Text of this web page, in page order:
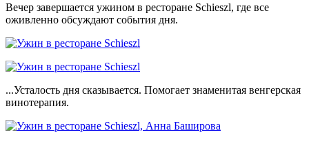
Вечер завершается ужином в ресторане Schieszl, где все
оживленно обсуждают события дня.
...Усталость дня сказывается. Помогает знаменитая венгерская
винотерапия.